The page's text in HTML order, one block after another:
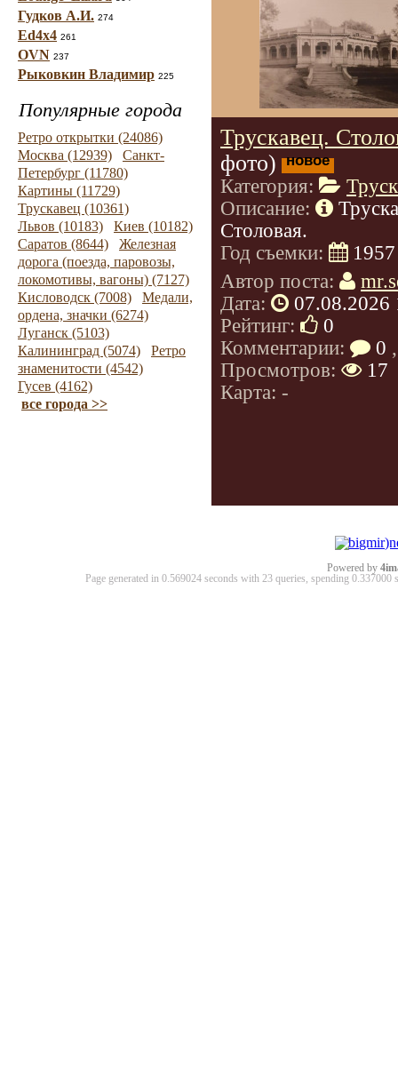
Гудков А.И. 274
Ed4x4 261
OVN 237
Рыковкин Владимир 225
Популярные города
Ретро открытки (24086)
Москва (12939)
Санкт-
Петербург (11780)
Картины (11729)
Трускавец (10361)
Львов (10183)
Киев (10182)
Саратов (8644)
Железная
дорога (поезда, паровозы,
локомотивы, вагоны) (7127)
Кисловодск (7008)
Медали,
ордена, значки (6274)
Луганск (5103)
Калининград (5074)
Ретро
знаменитости (4542)
Гусев (4162)
все города >>
Трускавец.
фото) новое
Категория:
Описание:
Столовая.
Год съемки:
1957
Автор поста:
Дата:
07.08.2026
Рейтинг:
0
Комментарии:
0 ,
Просмотров:
17
Карта: -
Powered by
Page generated in 0.569024 seconds with 23 queries, spending